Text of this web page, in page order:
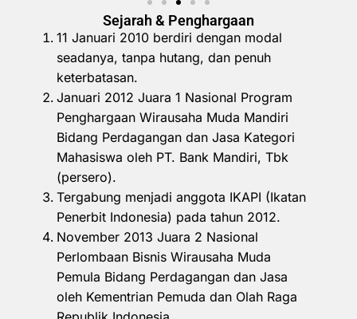
Sejarah & Penghargaan
11 Januari 2010 berdiri dengan modal
seadanya, tanpa hutang, dan penuh
keterbatasan.
Januari 2012 Juara 1 Nasional Program
Penghargaan Wirausaha Muda Mandiri
Bidang Perdagangan dan Jasa Kategori
Mahasiswa oleh PT. Bank Mandiri, Tbk
(persero).
Tergabung menjadi anggota IKAPI (Ikatan
Penerbit Indonesia) pada tahun 2012.
November 2013 Juara 2 Nasional
Perlombaan Bisnis Wirausaha Muda
Pemula Bidang Perdagangan dan Jasa
oleh Kementrian Pemuda dan Olah Raga